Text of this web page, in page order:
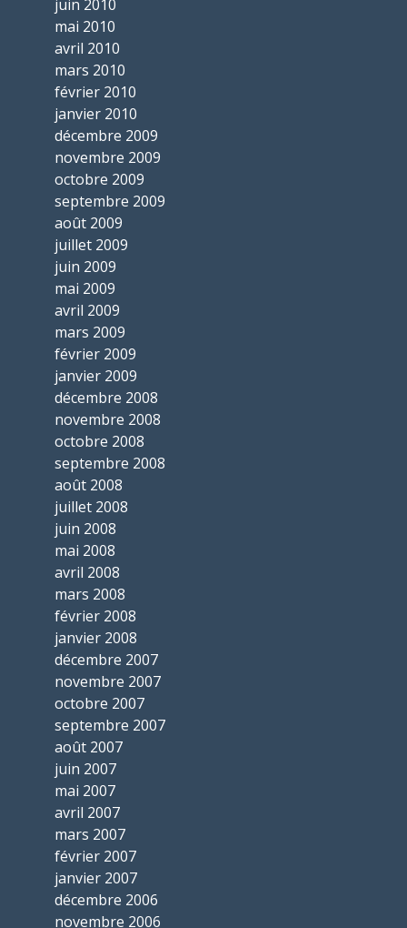
juin 2010
mai 2010
avril 2010
mars 2010
février 2010
janvier 2010
décembre 2009
novembre 2009
octobre 2009
septembre 2009
août 2009
juillet 2009
juin 2009
mai 2009
avril 2009
mars 2009
février 2009
janvier 2009
décembre 2008
novembre 2008
octobre 2008
septembre 2008
août 2008
juillet 2008
juin 2008
mai 2008
avril 2008
mars 2008
février 2008
janvier 2008
décembre 2007
novembre 2007
octobre 2007
septembre 2007
août 2007
juin 2007
mai 2007
avril 2007
mars 2007
février 2007
janvier 2007
décembre 2006
novembre 2006